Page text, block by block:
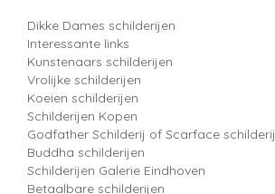
Dikke Dames schilderijen
Interessante links
Kunstenaars schilderijen
Vrolijke schilderijen
Koeien schilderijen
Schilderijen Kopen
Godfather Schilderij of Scarface schilderij
Buddha schilderijen
Schilderijen Galerie Eindhoven
Betaalbare schilderijen